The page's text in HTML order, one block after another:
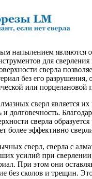
напылением являются
для
сверла
без его разрушения,
или порцелановой
сверл является их
и долговечность.
сверла
более эффективно
сверл, сверла с
усилий при
При этом они
без сколов и трещин.